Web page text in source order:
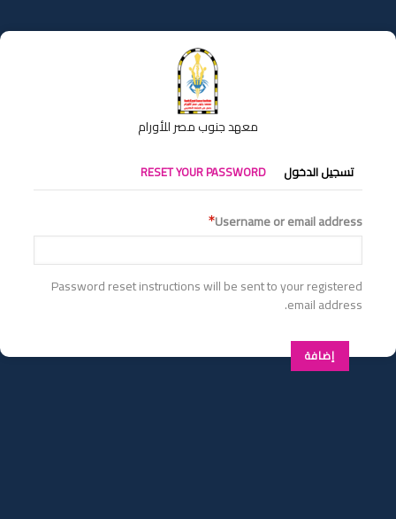
إلى
المحتوى
معهد جنوب مصر للأورام
التبويبات
الأساسية
تسجيل الدخول RESET YOUR PASSWORD
Username or email address
Password reset instructions will be sent to your registered
email address.